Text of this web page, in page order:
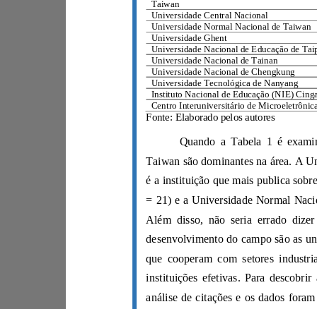
Taiwan
Universidade Central Nacional
Universidade Normal Nacional de Taiwan
Universidade Gh ent
Universidade Nacional de Tainan
Universi
dade Nacional de Chengk ung
Universidade Tecnológica de Nanyang
Instituto Nacional de Educação (NIE) C
Fonte: Elaborado pelos autores